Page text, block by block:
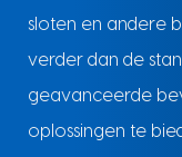
sloten en andere
verder dan de
geavanceerde
oplossingen te